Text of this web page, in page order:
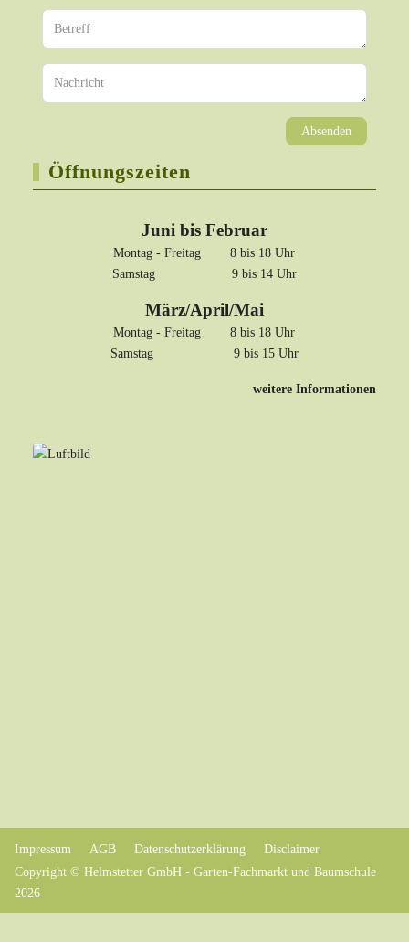
Absenden
Öffnungszeiten
Juni bis Februar
Montag - Freitag 8 bis 18 Uhr
Samstag 9 bis 14 Uhr
März/April/Mai
Montag - Freitag 8 bis 18 Uhr
Samstag 9 bis 15 Uhr
weitere Informationen
Impressum AGB Datenschutzerklärung
Disclaimer
Copyright © Helmstetter GmbH - Garten-Fachmarkt und Baumschule
2026